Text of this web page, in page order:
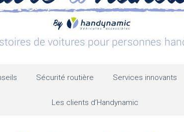
Sécurité routière Services innovants
Les clients d’Handynamic